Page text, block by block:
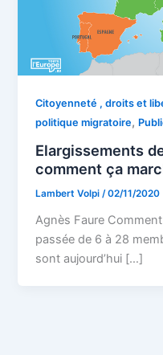
Citoyenneté , droits et
politique migratoire,
Elargissements
comment ça
Lambert Volpi /02/11/2020
Agnès Faure
passée de 6 à 28
sont aujourd’hui […]